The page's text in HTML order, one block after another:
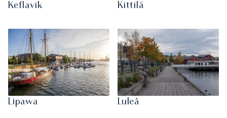
Keflavik Kittilä
Lipawa Luleå